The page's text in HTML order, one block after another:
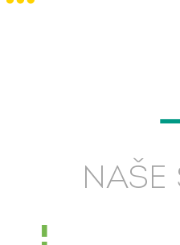
NAŠE